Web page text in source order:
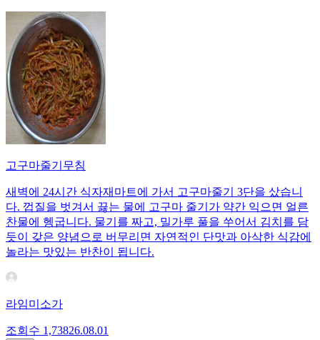
고구마줄기무침
새벽에 24시간 식자재마트에 가서 고구마줄기 3단을 샀습니
다. 껍질을 벗겨서 끓는 물에 고구마 줄기가 약간 익으면 얼른
찬물에 헹굽니다. 물기를 짜고, 밀가루 풀을 쑤어서 김치를 담
듯이 갖은 양념으로 버무리면 자연적인 단맛과 아삭한 식감에
놀라는 맛있는 반찬이 됩니다.
라임미소가
조회수 1,73826.08.01